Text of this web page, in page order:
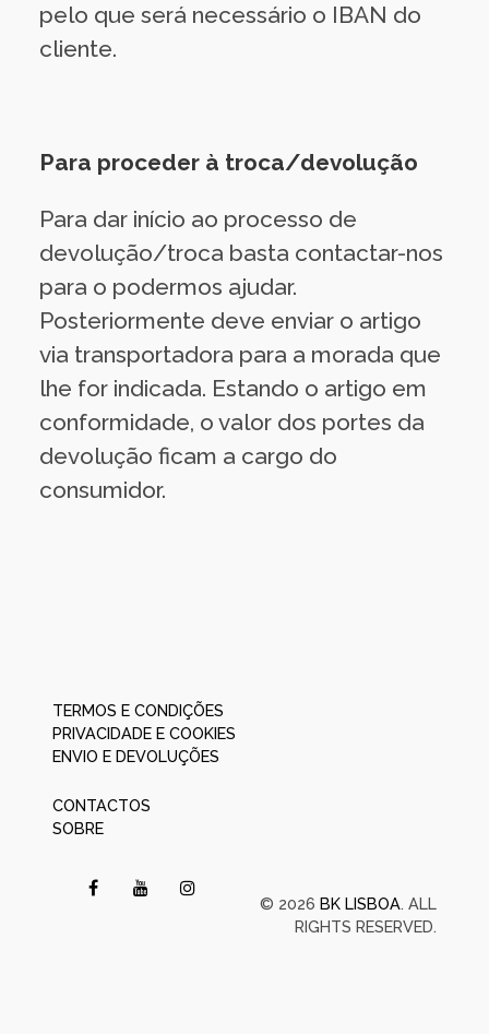
pelo que será necessário o IBAN do
cliente.
Para proceder à troca/devolução
Para dar início ao processo de
devolução/troca basta contactar-nos
para o podermos ajudar.
Posteriormente deve enviar o artigo
via transportadora para a morada que
lhe for indicada. Estando o artigo em
conformidade, o valor dos portes da
devolução ficam a cargo do
consumidor.
TERMOS E CONDIÇÕES
PRIVACIDADE E COOKIES
ENVIO E DEVOLUÇÕES
CONTACTOS
SOBRE
© 2026 BK LISBOA. ALL
RIGHTS RESERVED.